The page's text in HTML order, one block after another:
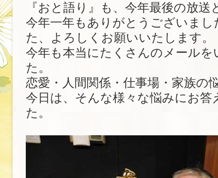
『おと語り』も、今年最後の放
今年一年もありがとうございまし
た、よろしくお願いいたします。
今年も本当にたくさんのメールを
た。
恋愛・人間関係・仕事場・家族の
今日は、そんな様々な悩みにお答
た。